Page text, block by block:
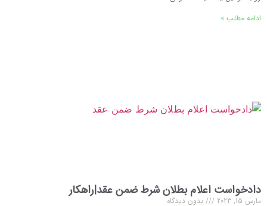
ادامه مطلب »
دادخواست اعلام بطلان شرط ضمن عقد|راهکار
مارس 15, 2023 بدون دیدگاه